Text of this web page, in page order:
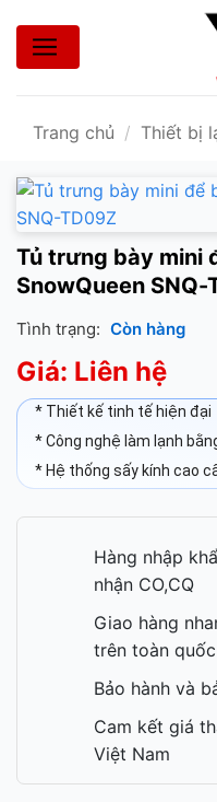
nội
Trang chủ / Thiết bị
Tủ trưng bày mini
SnowQueen SNQ-
Tình trạng: Còn hàng
Giá: Liên hệ
* Thiết kế tinh tế hiện đại
* Công nghệ làm lạnh
* Hệ thống sấy kính cao
Hàng nhập
nhận CO,CQ
Giao hàng
trên toàn quốc
Bảo hành và
Cam kết giá
Việt Nam